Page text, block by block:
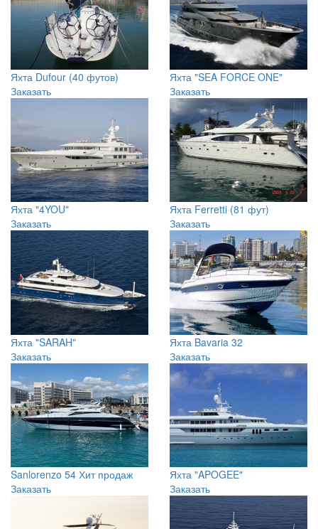
Яхта Dufour (40 футов)
Заказать
Яхта "SEA FORCE ONE"
Заказать
Яхта "4YOU"
Заказать
Яхта Ferretti (81 фут)
Заказать
Яхта "SARAH"
Заказать
Яхта Bavaria 32
Заказать
Sanlorenzo 54
Яхта "APOGEE"
Заказать